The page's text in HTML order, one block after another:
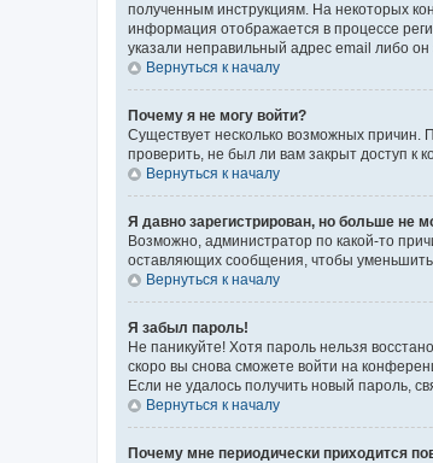
полученным инструкциям. На некоторых
информация отображается в процессе
указали неправильный адрес email либо
Вернуться к началу
Почему я не могу войти?
Существует несколько возможных причин.
проверить, не был ли вам закрыт доступ к
Вернуться к началу
Я давно зарегистрирован, но больше не
Возможно, администратор по какой-то
оставляющих сообщения, чтобы уменьшить
Вернуться к началу
Я забыл пароль!
Не паникуйте! Хотя пароль нельзя
скоро вы снова сможете войти на
Если не удалось получить новый пароль,
Вернуться к началу
Почему мне периодически приходится